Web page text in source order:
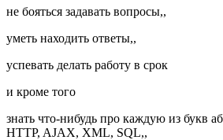
не бояться задавать вопросы,,
уметь находить ответы,,
успевать делать работу в срок
и кроме того
знать что-нибудь про каждую из букв
HTTP, AJAX, XML, SQL,,